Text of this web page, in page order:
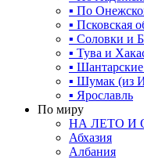
▪ По
▪ Псковская
▪ Соловки и
▪ Тува и
▪ Шантарские
▪ Шумак (из
▪ Ярославль
По миру
НА ЛЕТО И
Абхазия
Албания